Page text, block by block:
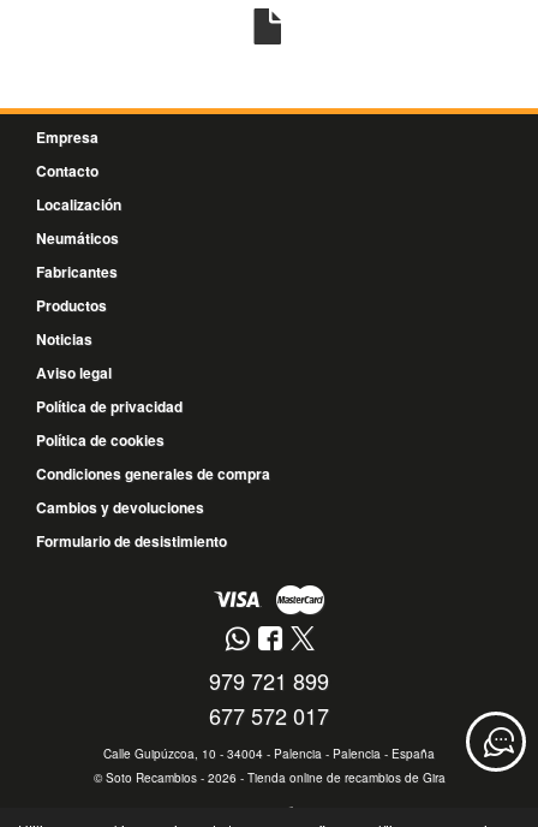
Empresa
Contacto
Localización
Neumáticos
Fabricantes
Productos
Noticias
Aviso legal
Política de privacidad
Política de cookies
Condiciones generales de compra
Cambios y devoluciones
Formulario de desistimiento
979 721 899
677 572 017
Calle Guipúzcoa, 10 - 34004 - Palencia - Palencia - España
©Soto Recambios- 2026 - Tienda online de recambios de Gira